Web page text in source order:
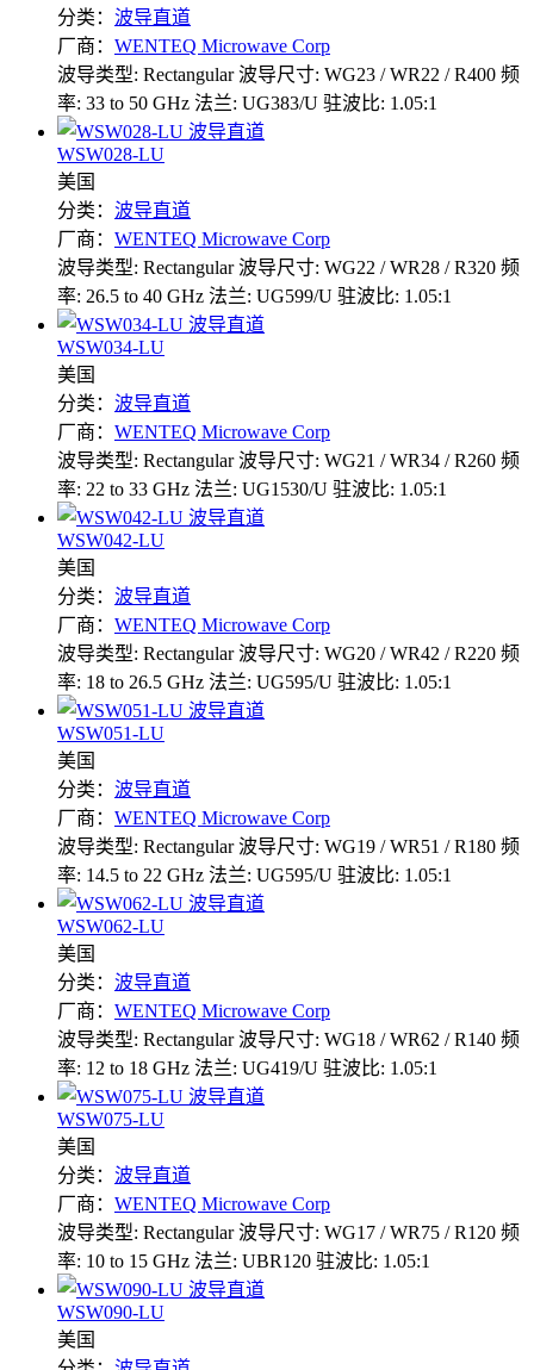
分类： 波导直道
厂商： WENTEQ Microwave Corp
波导类型: Rectangular波导尺寸: WG23 / WR22 / R400 频
率: 33 to 50 GHz 法兰: UG383/U 驻波比: 1.05:1
WSW028-LU
美国
分类： 波导直道
厂商： WENTEQ Microwave Corp
波导类型: Rectangular波导尺寸: WG22 / WR28 / R320 频
率: 26.5 to 40 GHz 法兰: UG599/U 驻波比: 1.05:1
WSW034-LU
美国
分类： 波导直道
厂商： WENTEQ Microwave Corp
波导类型: Rectangular波导尺寸: WG21 / WR34 / R260 频
率: 22 to 33 GHz 法兰: UG1530/U 驻波比: 1.05:1
WSW042-LU
美国
分类： 波导直道
厂商： WENTEQ Microwave Corp
波导类型: Rectangular波导尺寸: WG20 / WR42 / R220 频
率: 18 to 26.5 GHz 法兰: UG595/U 驻波比: 1.05:1
WSW051-LU
美国
分类： 波导直道
厂商： WENTEQ Microwave Corp
波导类型: Rectangular波导尺寸: WG19 / WR51 / R180 频
率: 14.5 to 22 GHz 法兰: UG595/U 驻波比: 1.05:1
WSW062-LU
美国
分类： 波导直道
厂商： WENTEQ Microwave Corp
波导类型: Rectangular波导尺寸: WG18 / WR62 / R140 频
率: 12 to 18 GHz 法兰: UG419/U 驻波比: 1.05:1
WSW075-LU
美国
分类： 波导直道
厂商： WENTEQ Microwave Corp
波导类型: Rectangular波导尺寸: WG17 / WR75 / R120 频
率: 10 to 15 GHz 法兰: UBR120 驻波比: 1.05:1
WSW090-LU
美国